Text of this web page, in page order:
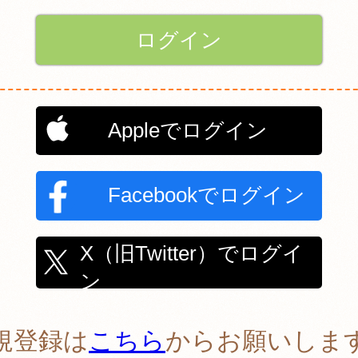
Appleでログイン
Facebookでログイン
X（旧Twitter）でログイ
ン
登録はこちらからお願いしま